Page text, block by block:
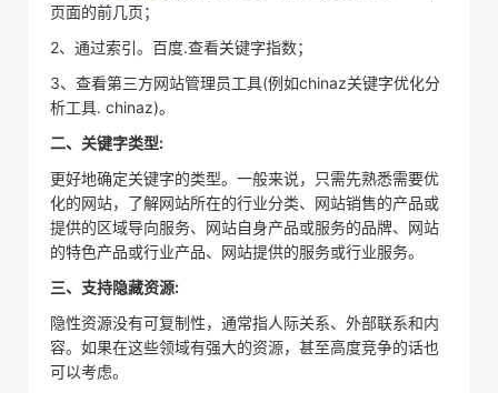
页面的前几页；
2、通过索引。百度.查看关键字指数；
3、查看第三方网站管理员工具(例如chinaz关键字优化分
析工具. chinaz)。
二、关键字类型:
更好地确定关键字的类型。一般来说，只需先熟悉需要优
化的网站，了解网站所在的行业分类、网站销售的产品或
提供的区域导向服务、网站自身产品或服务的品牌、网站
的特色产品或行业产品、网站提供的服务或行业服务。
三、支持隐藏资源:
隐性资源没有可复制性，通常指人际关系、外部联系和内
容。如果在这些领域有强大的资源，甚至高度竞争的话也
可以考虑。